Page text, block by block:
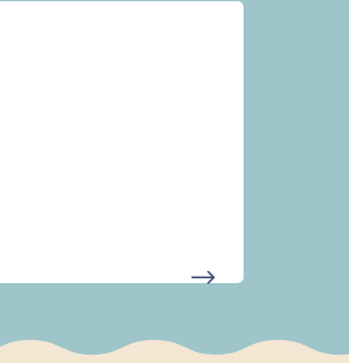
D'UN PORT À